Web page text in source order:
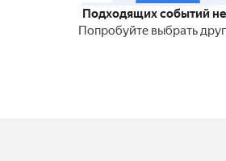
Подходящих событий
Попробуйте выбрать